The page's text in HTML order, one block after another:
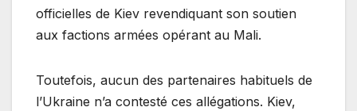
officielles de Kiev revendiquant son soutien
aux factions armées opérant au Mali.
Toutefois, aucun des partenaires habituels de
l’Ukraine n’a contesté ces allégations. Kiev,